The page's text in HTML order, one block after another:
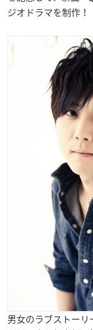
ジオドラマを制作！
男女のラブストー